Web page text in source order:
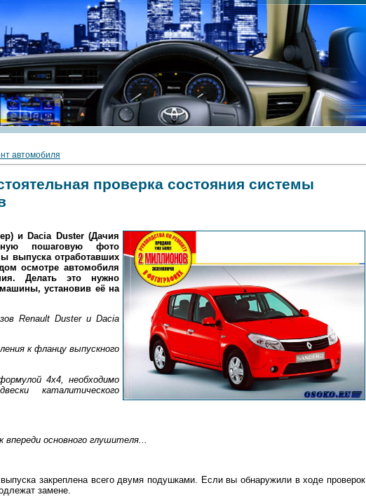
автомобиля
проверка состояния системы
и Dacia Duster (Дачия
пошаговую фото
выпуска отработавших
осмотре автомобиля
Делать это нужно
установив её на
Renault Duster и Dacia
к фланцу выпускного
4x4, необходимо
каталитического
основного глушителя...
закреплена всего двумя подушками. Если вы обнаружили в ходе проверок
замене.